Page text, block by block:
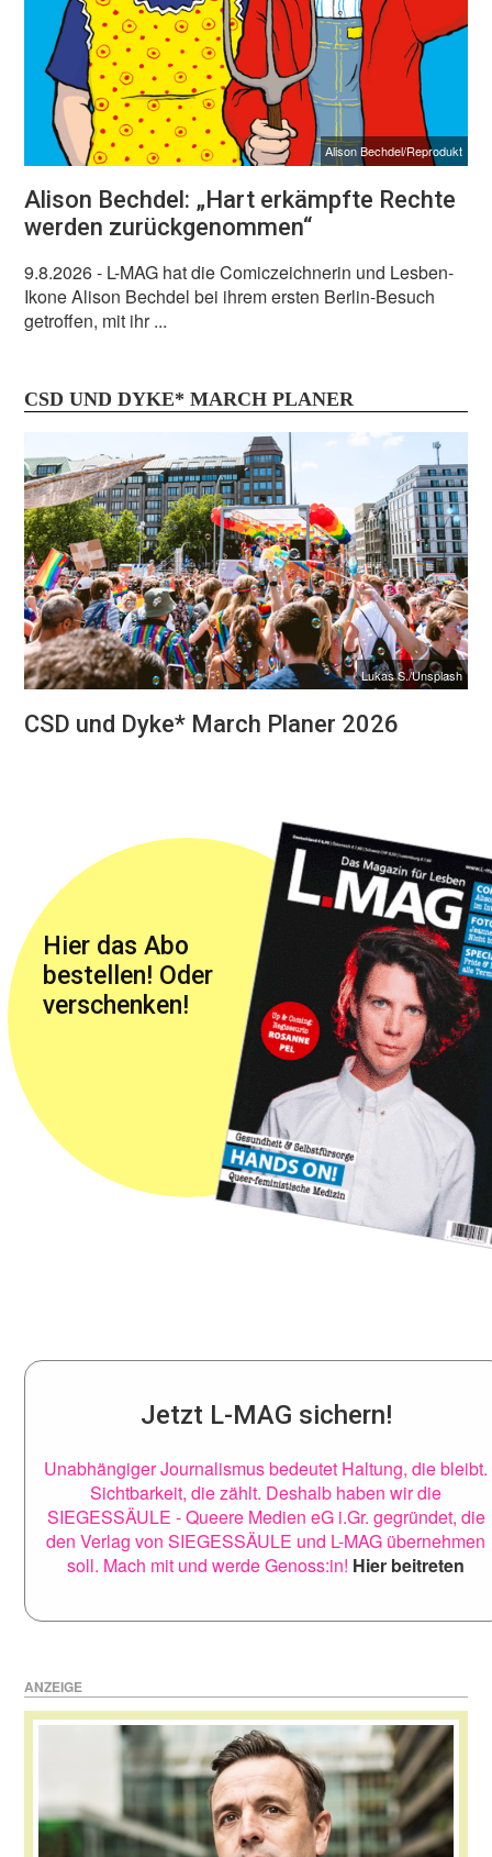
Alison Bechdel/Reprodukt
Alison Bechdel: „Hart erkämpfte Rechte
werden zurückgenommen“
9.8.2026- L-MAG hat die Comiczeichnerin und Lesben-
Ikone Alison Bechdel bei ihrem ersten Berlin-Besuch
getroffen, mit ihr ...
CSD UND DYKE* MARCH PLANER
Lukas S./Unsplash
CSD und Dyke* March Planer 2026
Hier das Abo
bestellen! Oder
verschenken!
Jetzt L-MAG sichern!
Unabhängiger Journalismus bedeutet Haltung, die bleibt.
Sichtbarkeit, die zählt. Deshalb haben wir die
SIEGESSÄULE - Queere Medien eG i.Gr. gegründet, die
den Verlag von SIEGESSÄULE und L-MAG übernehmen
soll. Mach mit und werde Genoss:in! Hier beitreten
ANZEIGE